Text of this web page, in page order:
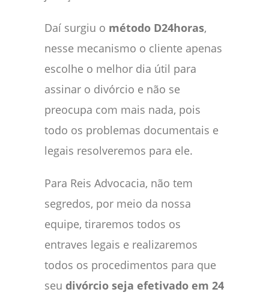
Daí surgiu o método D24horas,
nesse mecanismo o cliente apenas
escolhe o melhor dia útil para
assinar o divórcio e não se
preocupa com mais nada, pois
todo os problemas documentais e
legais resolveremos para ele.
Para Reis Advocacia, não tem
segredos, por meio da nossa
equipe, tiraremos todos os
entraves legais e realizaremos
todos os procedimentos para que
seu divórcio seja efetivado em 24